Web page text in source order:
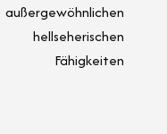
außergewöhnlichen
hellseherischen
Fähigkeiten